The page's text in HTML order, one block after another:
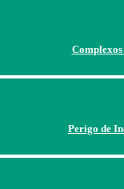
Perigo de